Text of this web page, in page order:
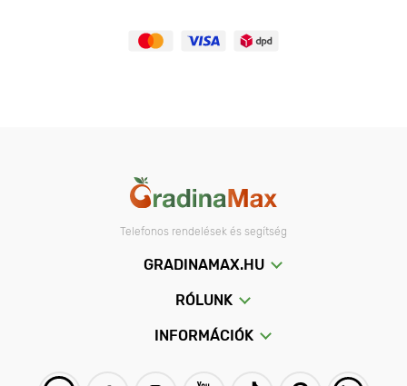
Telefonos rendelések és segítség
GRADINAMAX.HU
RÓLUNK
INFORMÁCIÓK